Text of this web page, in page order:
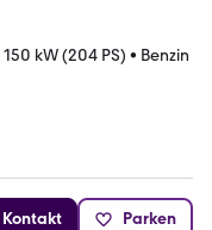
150 kW (204 PS) • Benzin
Kontakt Parken